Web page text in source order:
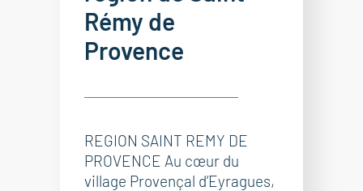
Rémy de
Provence
REGION SAINT REMY DE
PROVENCE Au cœur du
village Provençal d’Eyragues,